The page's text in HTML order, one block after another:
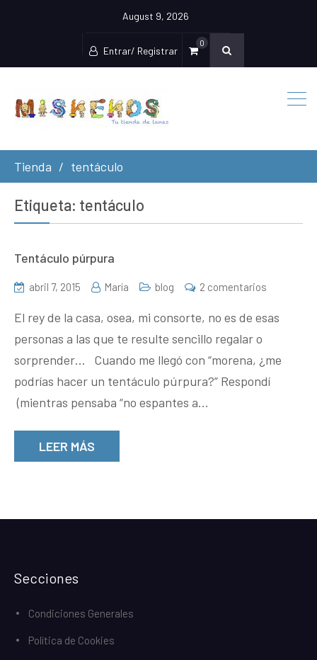
August 9, 2026
Entrar/ Registrar
0
Tienda tentáculo
Etiqueta: tentáculo
Tentáculo púrpura
abril 7, 2015 María blog 2 comentarios
púrpura
El rey de la casa, osea, mi consorte, no es de esas
personas a las que te resulte sencillo regalar o
sorprender… Cuando me llegó con “morena, ¿me
podrías hacer un tentáculo púrpura?” Respondí
(mientras pensaba “no espantes a…
LEER MÁS
Secciones
Condiciones Generales
Política de Cookies